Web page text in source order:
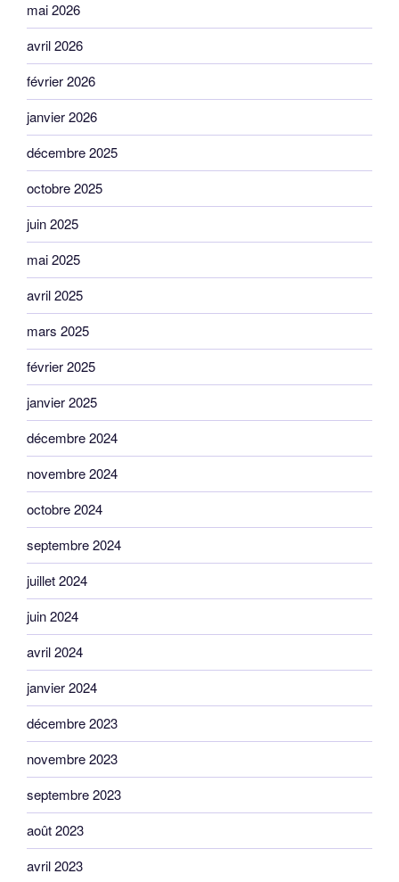
mai 2026
avril 2026
février 2026
janvier 2026
décembre 2025
octobre 2025
juin 2025
mai 2025
avril 2025
mars 2025
février 2025
janvier 2025
décembre 2024
novembre 2024
octobre 2024
septembre 2024
juillet 2024
juin 2024
avril 2024
janvier 2024
décembre 2023
novembre 2023
septembre 2023
août 2023
avril 2023